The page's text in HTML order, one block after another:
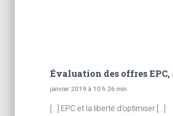
Évaluation des offres
janvier 2019 à 10 h 26 min
[…] EPC et la liberté d’optimiser […]